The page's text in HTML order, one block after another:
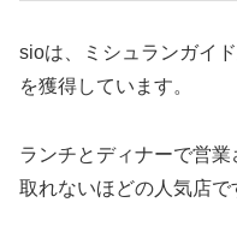
sioは、ミシュランガイ
を獲得しています。
ランチとディナーで営
取れないほどの人気店で